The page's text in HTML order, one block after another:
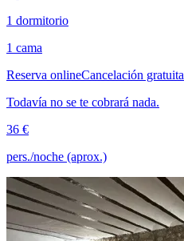
1 dormitorio
1 cama
Reserva onlineCancelación gratuita
Todavía no se te cobrará nada.
36 €
pers./noche (aprox.)